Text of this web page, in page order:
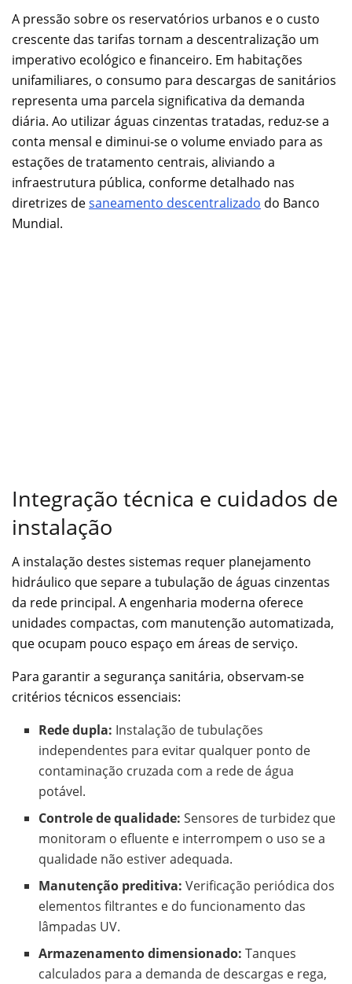
A pressão sobre os reservatórios urbanos e o custo
crescente das tarifas tornam a descentralização um
imperativo ecológico e financeiro. Em habitações
unifamiliares, o consumo para descargas de sanitários
representa uma parcela significativa da demanda
diária. Ao utilizar águas cinzentas tratadas, reduz-se a
conta mensal e diminui-se o volume enviado para as
estações de tratamento centrais, aliviando a
infraestrutura pública, conforme detalhado nas
diretrizes desaneamento descentralizado do Banco
Mundial.
Integração técnica e cuidados de
instalação
A instalação destes sistemas requer planejamento
hidráulico que separe a tubulação de águas cinzentas
da rede principal. A engenharia moderna oferece
unidades compactas, com manutenção automatizada,
que ocupam pouco espaço em áreas de serviço.
Para garantir a segurança sanitária, observam-se
critérios técnicos essenciais:
Rede dupla: Instalação de tubulações
independentes para evitar qualquer ponto de
contaminação cruzada com a rede de água
potável.
Controle de qualidade: Sensores de turbidez que
monitoram o efluente e interrompem o uso se a
qualidade não estiver adequada.
Manutenção preditiva: Verificação periódica dos
elementos filtrantes e do funcionamento das
lâmpadas UV.
Armazenamento dimensionado: Tanques
calculados para a demanda de descargas e rega,